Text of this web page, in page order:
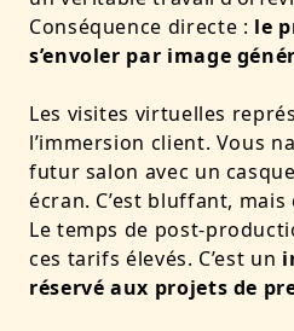
Conséquence directe : le
s’envoler par image
Les visites virtuelles
l’immersion client. Vous
futur salon avec un
écran. C’est bluffant,
Le temps de post-
ces tarifs élevés. C’est un
réservé aux projets de